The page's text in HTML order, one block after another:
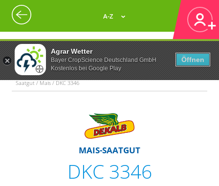
Agrar Wetter
Bayer CropScience Deutschland GmbH
Kostenlos bei Google Play
Öffnen
A-Z
Saatgut / Mais / DKC 3346
MAIS-SAATGUT
DKC 3346